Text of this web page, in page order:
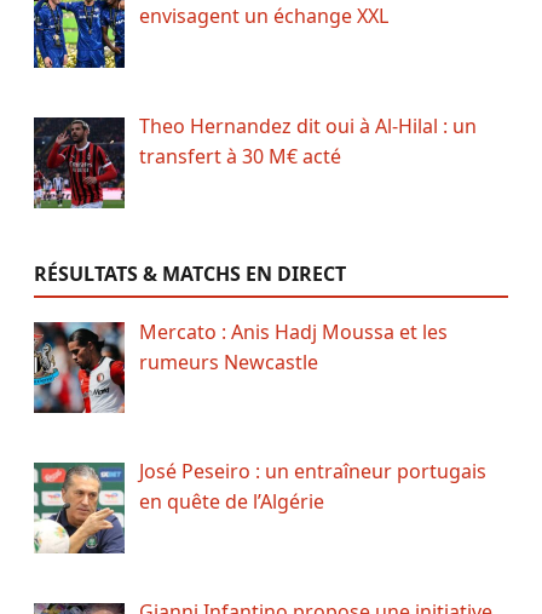
envisagent un échange XXL
Theo Hernandez dit oui à Al-Hilal : un
transfert à 30 M€ acté
RÉSULTATS & MATCHS EN DIRECT
Mercato : Anis Hadj Moussa et les
rumeurs Newcastle
José Peseiro : un entraîneur portugais
en quête de l’Algérie